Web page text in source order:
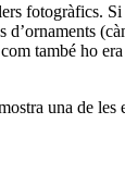
fotogràfics.
d’ornaments
també ho
una de